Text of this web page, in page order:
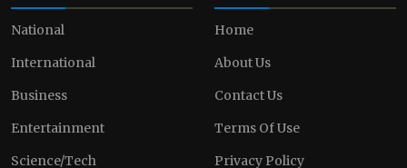
National
International
Business
Entertainment
Science/Tech
Home
About Us
Contact Us
Terms Of Use
Privacy Policy